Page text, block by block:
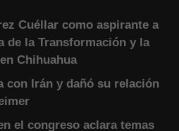
Cuéllar como aspirante a
de la Transformación y la
Chihuahua
con Irán y dañó su relación
el congreso aclara temas